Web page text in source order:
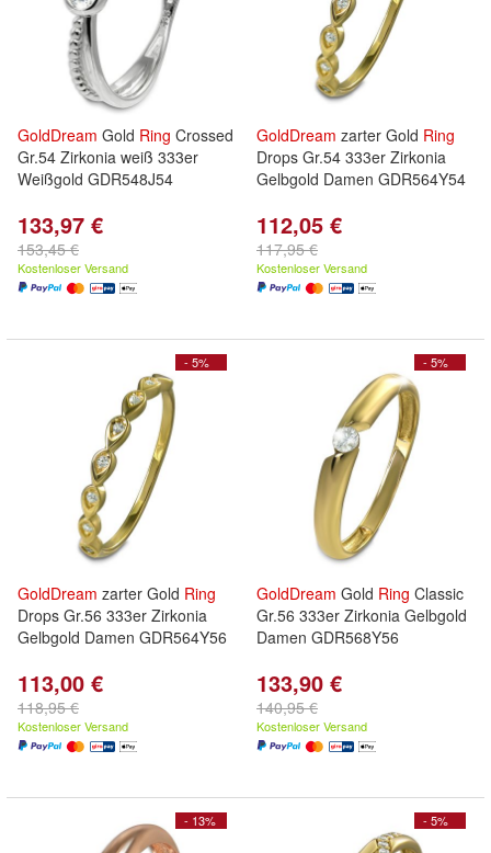
GoldDream Gold Ring Crossed
Gr.54 Zirkonia weiß 333er
Weißgold GDR548J54
133,97 €
153,45 €
Kostenloser Versand
GoldDream zarter Gold Ring
Drops Gr.54 333er Zirkonia
Gelbgold Damen GDR564Y54
112,05 €
117,95 €
Kostenloser Versand
- 5%
GoldDream zarter Gold Ring
Drops Gr.56 333er Zirkonia
Gelbgold Damen GDR564Y56
113,00 €
118,95 €
Kostenloser Versand
- 5%
GoldDream Gold Ring Classic
Gr.56 333er Zirkonia Gelbgold
Damen GDR568Y56
133,90 €
140,95 €
Kostenloser Versand
- 13% - 5%